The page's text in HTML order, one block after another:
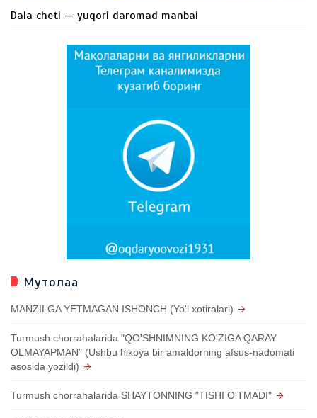
Dala cheti — yuqori daromad manbai
Мутолаа
MANZILGA YETMAGAN ISHONCH (Yo'l xotiralari)
Turmush chorrahalarida "QO'SHNIMNING KO'ZIGA QARAY
OLMAYAPMAN" (Ushbu hikoya bir amaldorning afsus-nadomati
asosida yozildi)
Turmush chorrahalarida SHAYTONNING "TISHI O'TMADI"